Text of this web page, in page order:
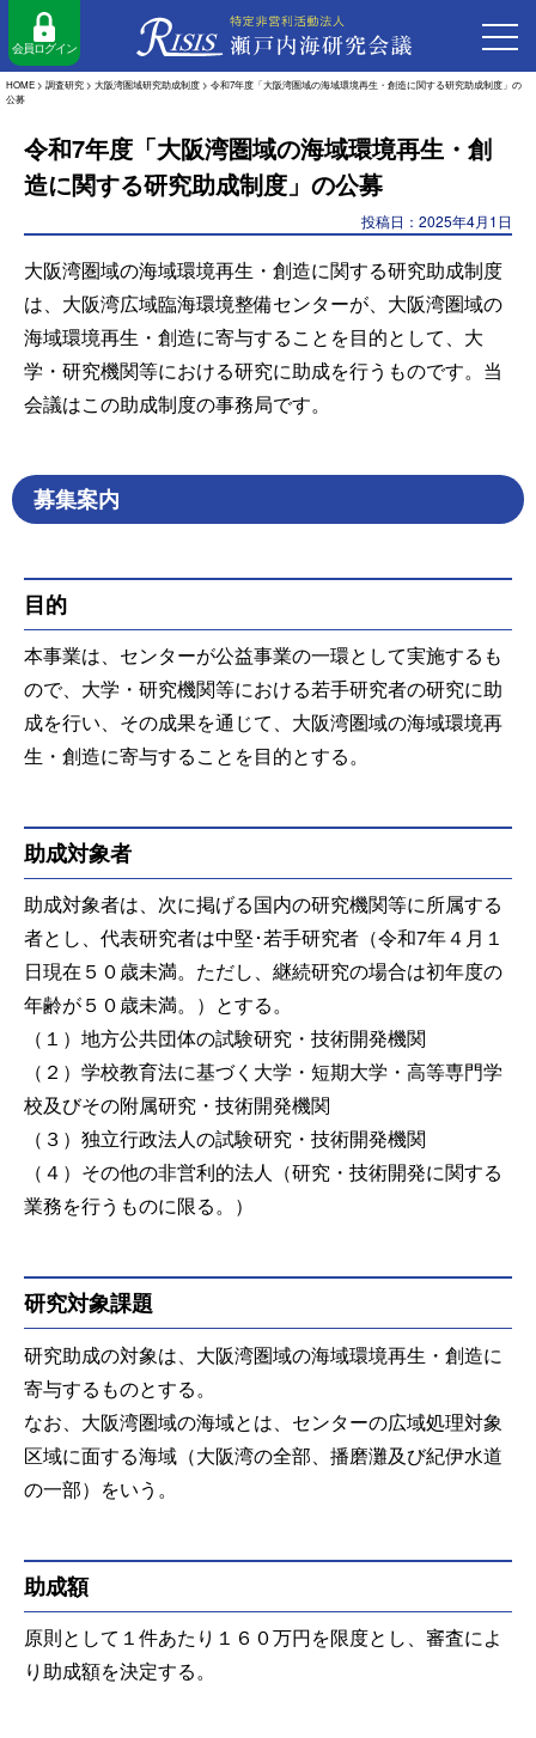
会員ログイン
HOME > 調査研究 > 大阪湾圏域研究助成制度 > 令和7年度「大阪湾圏域の海域環境再生・創造に関する研究助成制度」の
公募
令和7年度「大阪湾圏域の海域環境再生・創
造に関する研究助成制度」の公募
投稿日：2025年4月1日
大阪湾圏域の海域環境再生・創造に関する研究助成制度
は、大阪湾広域臨海環境整備センターが、大阪湾圏域の
海域環境再生・創造に寄与することを目的として、大
学・研究機関等における研究に助成を行うものです。当
会議はこの助成制度の事務局です。
募集案内
目的
本事業は、センターが公益事業の一環として実施するも
ので、大学・研究機関等における若手研究者の研究に助
成を行い、その成果を通じて、大阪湾圏域の海域環境再
生・創造に寄与することを目的とする。
助成対象者
助成対象者は、次に掲げる国内の研究機関等に所属する
者とし、代表研究者は中堅･若手研究者（令和7年４月１
日現在５０歳未満。ただし、継続研究の場合は初年度の
年齢が５０歳未満。）とする。
（１）地方公共団体の試験研究・技術開発機関
（２）学校教育法に基づく大学・短期大学・高等専門学
校及びその附属研究・技術開発機関
（３）独立行政法人の試験研究・技術開発機関
（４）その他の非営利的法人（研究・技術開発に関する
業務を行うものに限る。）
研究対象課題
研究助成の対象は、大阪湾圏域の海域環境再生・創造に
寄与するものとする。
なお、大阪湾圏域の海域とは、センターの広域処理対象
区域に面する海域（大阪湾の全部、播磨灘及び紀伊水道
の一部）をいう。
助成額
原則として１件あたり１６０万円を限度とし、審査によ
り助成額を決定する。